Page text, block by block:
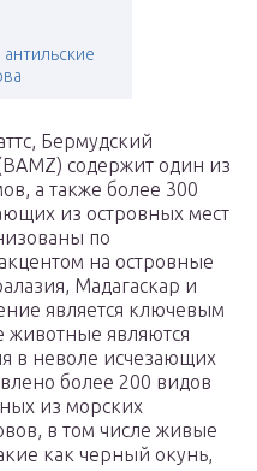
Бермудский
содержит один из
а также более 300
из островных мест
по
на островные
Мадагаскар и
является ключевым
являются
в неволе исчезающих
более 200 видов
из морских
в том числе живые
как черный окунь,